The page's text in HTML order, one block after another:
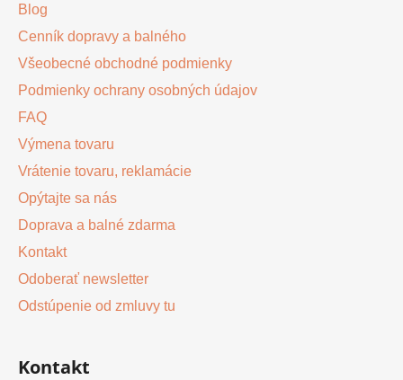
k
y
Blog
Cenník dopravy a balného
Všeobecné obchodné podmienky
Podmienky ochrany osobných údajov
FAQ
Výmena tovaru
Vrátenie tovaru, reklamácie
Opýtajte sa nás
Doprava a balné zdarma
Kontakt
Odoberať newsletter
Odstúpenie od zmluvy tu
Kontakt